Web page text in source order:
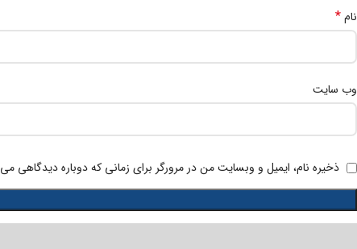
نام*
وب‌ سایت
ذخیره نام، ایمیل و وبسایت من در مرورگر برای زمانی که دوباره دیدگاهی